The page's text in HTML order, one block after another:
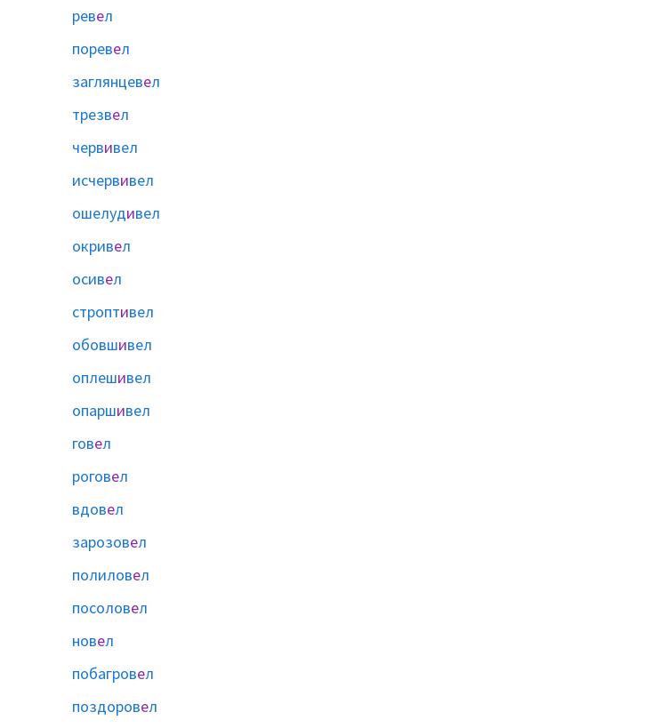
ревел
поревел
заглянцевел
трезвел
червивел
исчервивел
ошелудивел
окривел
осивел
строптивел
обовшивел
оплешивел
опаршивел
говел
роговел
вдовел
зарозовел
полиловел
посоловел
новел
побагровел
поздоровел